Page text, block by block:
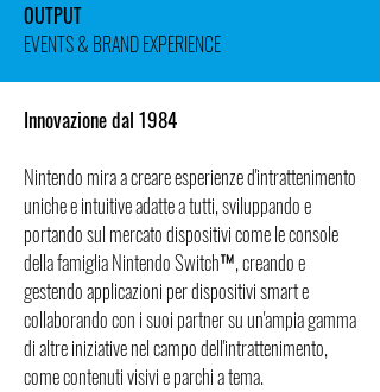
OUTPUT
EVENTS & BRAND EXPERIENCE
Innovazione dal 1984
Nintendo mira a creare esperienze d'intrattenimento
uniche e intuitive adatte a tutti, sviluppando e
portando sul mercato dispositivi come le console
della famiglia Nintendo Switch™, creando e
gestendo applicazioni per dispositivi smart e
collaborando con i suoi partner su un'ampia gamma
di altre iniziative nel campo dell'intrattenimento,
come contenuti visivi e parchi a tema.